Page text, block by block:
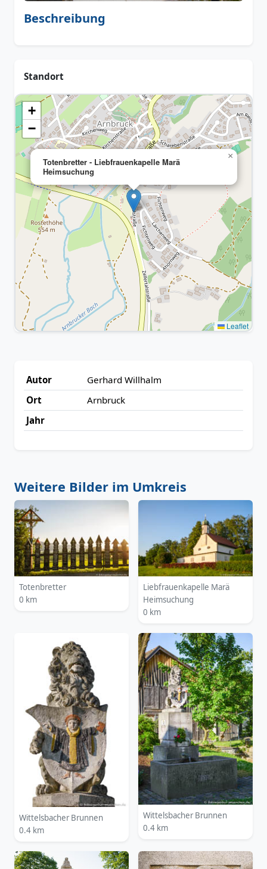
Beschreibung
Standort
Totenbretter - Liebfrauenkapelle Marä
Heimsuchung
×
+
−
Leaflet
Autor
Gerhard Willhalm
Ort
Arnbruck
Jahr
Weitere Bilder im Umkreis
Totenbretter
0 km
Liebfrauenkapelle Marä
Heimsuchung
0 km
Wittelsbacher Brunnen
0.4 km
Wittelsbacher Brunnen
0.4 km